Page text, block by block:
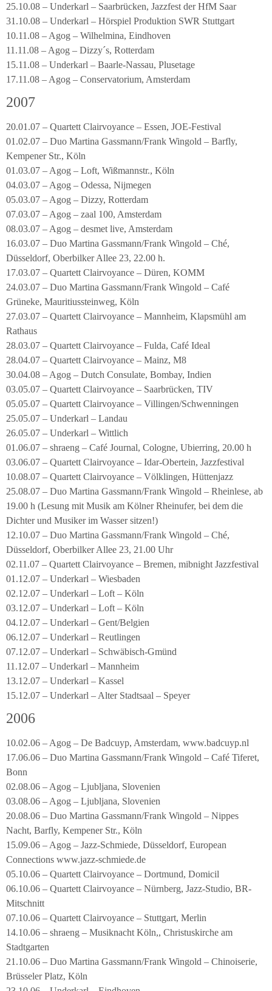
25.10.08 – Underkarl – Saarbrücken, Jazzfest der HfM Saar
31.10.08 – Underkarl – Hörspiel Produktion SWR Stuttgart
10.11.08 – Agog – Wilhelmina, Eindhoven
11.11.08 – Agog – Dizzy´s, Rotterdam
15.11.08 – Underkarl – Baarle-Nassau, Plusetage
17.11.08 – Agog – Conservatorium, Amsterdam
2007
20.01.07 – Quartett Clairvoyance – Essen, JOE-Festival
01.02.07 – Duo Martina Gassmann/Frank Wingold – Barfly,
Kempener Str., Köln
01.03.07 – Agog – Loft, Wißmannstr., Köln
04.03.07 – Agog – Odessa, Nijmegen
05.03.07 – Agog – Dizzy, Rotterdam
07.03.07 – Agog – zaal 100, Amsterdam
08.03.07 – Agog – desmet live, Amsterdam
16.03.07 – Duo Martina Gassmann/Frank Wingold – Ché,
Düsseldorf, Oberbilker Allee 23, 22.00 h.
17.03.07 – Quartett Clairvoyance – Düren, KOMM
24.03.07 – Duo Martina Gassmann/Frank Wingold – Café
Grüneke, Mauritiussteinweg, Köln
27.03.07 – Quartett Clairvoyance – Mannheim, Klapsmühl am
Rathaus
28.03.07 – Quartett Clairvoyance – Fulda, Café Ideal
28.04.07 – Quartett Clairvoyance – Mainz, M8
30.04.08 – Agog – Dutch Consulate, Bombay, Indien
03.05.07 – Quartett Clairvoyance – Saarbrücken, TIV
05.05.07 – Quartett Clairvoyance – Villingen/Schwenningen
25.05.07 – Underkarl – Landau
26.05.07 – Underkarl – Wittlich
01.06.07 – shraeng – Café Journal, Cologne, Ubierring, 20.00 h
03.06.07 – Quartett Clairvoyance – Idar-Obertein, Jazzfestival
10.08.07 – Quartett Clairvoyance – Völklingen, Hüttenjazz
25.08.07 – Duo Martina Gassmann/Frank Wingold – Rheinlese, ab
19.00 h (Lesung mit Musik am Kölner Rheinufer, bei dem die
Dichter und Musiker im Wasser sitzen!)
12.10.07 – Duo Martina Gassmann/Frank Wingold – Ché,
Düsseldorf, Oberbilker Allee 23, 21.00 Uhr
02.11.07 – Quartett Clairvoyance – Bremen, mibnight Jazzfestival
01.12.07 – Underkarl – Wiesbaden
02.12.07 – Underkarl – Loft – Köln
03.12.07 – Underkarl – Loft – Köln
04.12.07 – Underkarl – Gent/Belgien
06.12.07 – Underkarl – Reutlingen
07.12.07 – Underkarl – Schwäbisch-Gmünd
11.12.07 – Underkarl – Mannheim
13.12.07 – Underkarl – Kassel
15.12.07 – Underkarl – Alter Stadtsaal – Speyer
2006
10.02.06 – Agog – De Badcuyp, Amsterdam, www.badcuyp.nl
17.06.06 – Duo Martina Gassmann/Frank Wingold – Café Tiferet,
Bonn
02.08.06 – Agog – Ljubljana, Slovenien
03.08.06 – Agog – Ljubljana, Slovenien
20.08.06 – Duo Martina Gassmann/Frank Wingold – Nippes
Nacht, Barfly, Kempener Str., Köln
15.09.06 – Agog – Jazz-Schmiede, Düsseldorf, European
Connections www.jazz-schmiede.de
05.10.06 – Quartett Clairvoyance – Dortmund, Domicil
06.10.06 – Quartett Clairvoyance – Nürnberg, Jazz-Studio, BR-
Mitschnitt
07.10.06 – Quartett Clairvoyance – Stuttgart, Merlin
14.10.06 – shraeng – Musiknacht Köln,, Christuskirche am
Stadtgarten
21.10.06 – Duo Martina Gassmann/Frank Wingold – Chinoiserie,
Brüsseler Platz, Köln